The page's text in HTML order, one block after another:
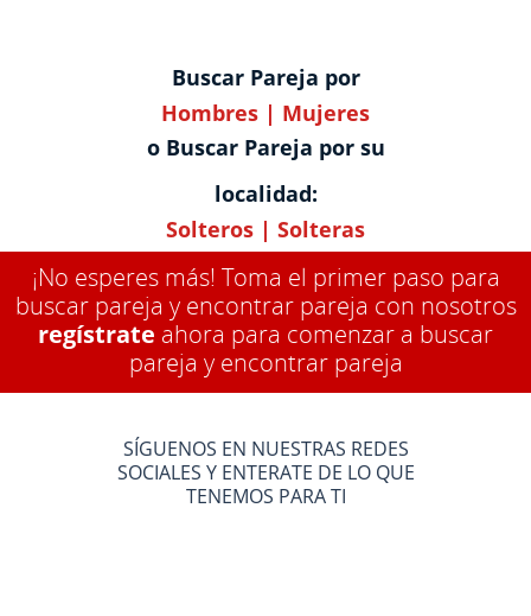
Buscar Pareja por
Hombres | Mujeres
o Buscar Pareja por su
localidad:
Solteros | Solteras
¡No esperes más! Toma el primer paso para
buscar pareja y encontrar pareja con nosotros
regístrate ahora para comenzar a buscar
pareja y encontrar pareja
SÍGUENOS EN NUESTRAS REDES
SOCIALES Y ENTERATE DE LO QUE
TENEMOS PARA TI